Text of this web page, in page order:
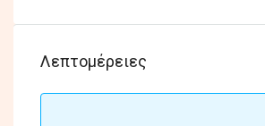
Λεπτομέρειες